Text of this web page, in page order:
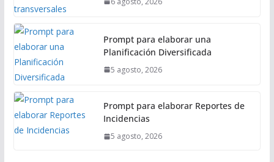
Prompt para elaborar una
Planificación Diversificada
5 agosto, 2026
Prompt para elaborar Reportes de
Incidencias
5 agosto, 2026